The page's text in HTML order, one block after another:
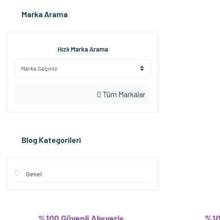
Marka Arama
Hızlı Marka Arama
Tüm Markalar
Blog Kategorileri
Genel